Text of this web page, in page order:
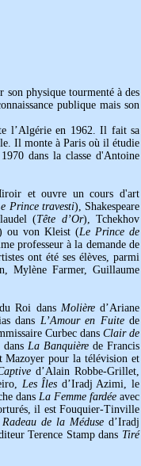
son physique tourmenté à des
publique mais son
l’Algérie en 1962. Il fait sa
Il monte à Paris où il étudie
dans la classe d'Antoine
et ouvre un cours d'art
Prince travesti), Shakespeare
(Tête d’Or), Tchekhov
ou von Kleist (Le Prince de
professeur à la demande de
ont été ses élèves, parmi
Mylène Farmer, Guillaume
Roi dans Molièred’Ariane
dans L’Amour en Fuitede
Curbec dans Clair de
dansLa Banquière de Francis
Mazoyer pour la télévision et
d’Alain Robbe-Grillet,
Les Îles d’Iradj Azimi, le
dans La Femme fardée avec
il est Fouquier-Tinville
de la Méduse d’Iradj
Terence Stamp dans Tiré